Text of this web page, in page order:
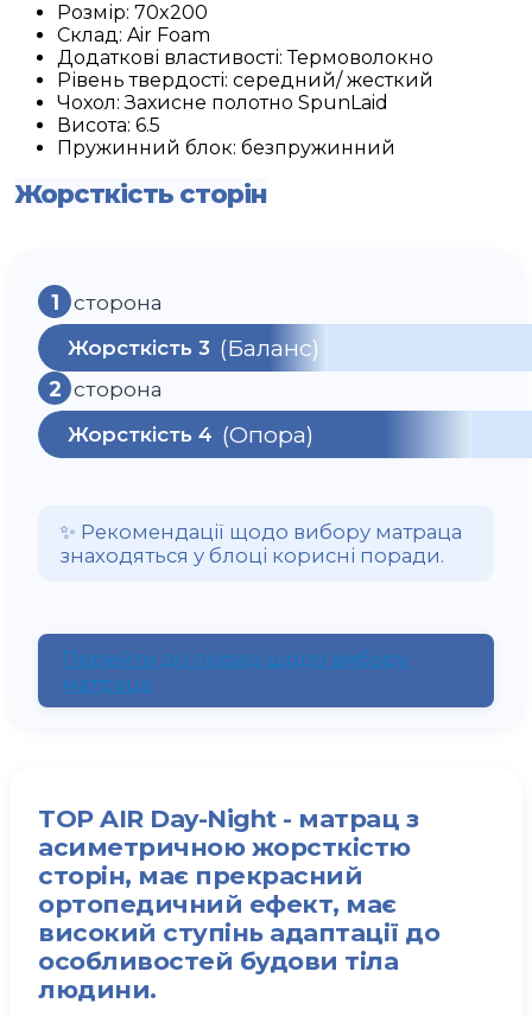
Розмір: 70x200
Склад: Air Foam
Додаткові властивості:Термоволокно
Рівень твердості: середний/ жесткий
Чохол:Захисне полотно SpunLaid
Висота: 6.5
Пружинний блок: безпружинний
Жорсткість сторін
1 сторона
Жорсткість 3 (Баланс)
2 сторона
Жорсткість 4 (Опора)
✨ Рекомендації щодо вибору матраца
знаходяться у блоці корисні поради.
Перейти до порад щодо вибору
матраца
TOP AIR Day-Night - матрац з
асиметричною жорсткістю
сторін, має прекрасний
ортопедичний ефект, має
високий ступінь адаптації до
особливостей будови тіла
людини.